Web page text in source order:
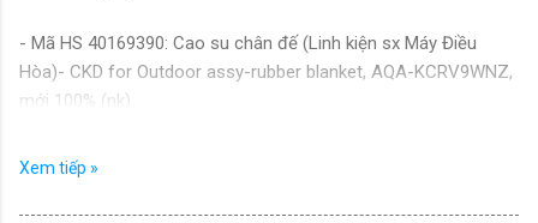
- Mã HS 40169390: Cao su chân đế (Linh kiện sx Máy Điều
Hòa)- CKD for Outdoor assy-rubber blanket, AQA-KCRV9WNZ,
mới 100% (nk)
- Mã HS 40169390: Cao su chân đế (Linh kiện sx Máy Điều
Xem tiếp »